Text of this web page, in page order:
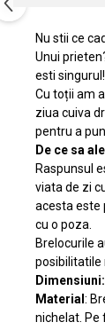
Nu stii ce
Unui
esti singurul!
Cu toții am
ziua cuiva
pentru a
De ce sa
Raspunsul
viata de zi
acesta este
cu o poza.
Brelocurile
posibilitatile
Dimensiuni:
Material :
nichelat. Pe